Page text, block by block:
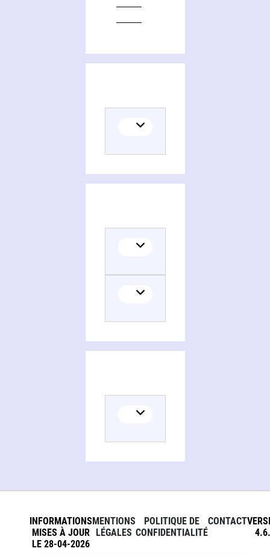
INFORMATIONS
MISES À JOUR
LE 28-04-2026
MENTIONS
LÉGALES
POLITIQUE DE
CONFIDENTIALITÉ
CONTACT